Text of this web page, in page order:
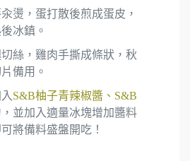
燙，蛋打散後煎成蛋皮，
冰鎮。
絲，雞肉手撕成條狀，秋
備用。
S&B柚子青辣椒醬 、 S&B
並加入適量冰塊增加醬料
將備料盛盤開吃！